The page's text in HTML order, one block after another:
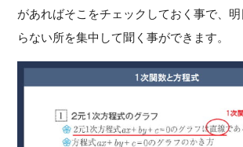
があればそこをチェックしておく事で、
らない所を集中して聞く事ができます。